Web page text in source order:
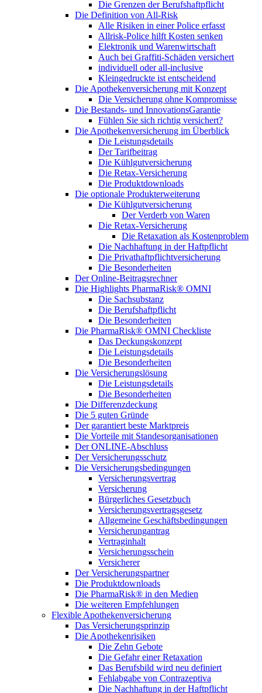
Die Grenzen der Berufshaftpflicht
Die Definition von All-Risk
Alle Risiken in einer Police erfasst
Allrisk-Police hilft Kosten senken
Elektronik und Warenwirtschaft
Auch bei Graffiti-Schäden versichert
individuell oder all-inclusive
Kleingedruckte ist entscheidend
Die Apothekenversicherung mit Konzept
Die Versicherung ohne Kompromisse
Die Bestands- und InnovationsGarantie
Fühlen Sie sich richtig versichert?
Die Apothekenversicherung im Überblick
Die Leistungsdetails
Der Tarifbeitrag
Die Kühlgutversicherung
Die Retax-Versicherung
Die Produktdownloads
Die optionale Produkterweiterung
Die Kühlgutversicherung
Der Verderb von Waren
Die Retax-Versicherung
Die Retaxation als Kostenproblem
Die Nachhaftung in der Haftpflicht
Die Privathaftpflichtversicherung
Die Besonderheiten
Der Online-Beitragsrechner
Die Highlights PharmaRisk® OMNI
Die Sachsubstanz
Die Berufshaftpflicht
Die Besonderheiten
Die PharmaRisk® OMNI Checkliste
Das Deckungskonzept
Die Leistungsdetails
Die Besonderheiten
Die Versicherungslösung
Die Leistungsdetails
Die Besonderheiten
Die Differenzdeckung
Die 5 guten Gründe
Der garantiert beste Marktpreis
Die Vorteile mit Standesorganisationen
Der ONLINE-Abschluss
Der Versicherungsschutz
Die Versicherungsbedingungen
Versicherungsvertrag
Versicherung
Bürgerliches Gesetzbuch
Versicherungsvertragsgesetz
Allgemeine Geschäftsbedingungen
Versicherungantrag
Vertraginhalt
Versicherungsschein
Versicherer
Der Versicherungspartner
Die Produktdownloads
Die PharmaRisk® in den Medien
Die weiteren Empfehlungen
Flexible Apothekenversicherung
Das Versicherungsprinzip
Die Apothekenrisiken
Die Zehn Gebote
Die Gefahr einer Retaxation
Das Berufsbild wird neu definiert
Fehlabgabe von Contrazeptiva
Die Nachhaftung in der Haftpflicht